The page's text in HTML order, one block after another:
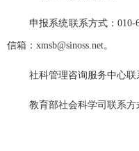
申报系统联系方式：010-
信箱： xmsb@sinoss.net。
社科管理咨询服务中心联
教育部社会科学司联系方